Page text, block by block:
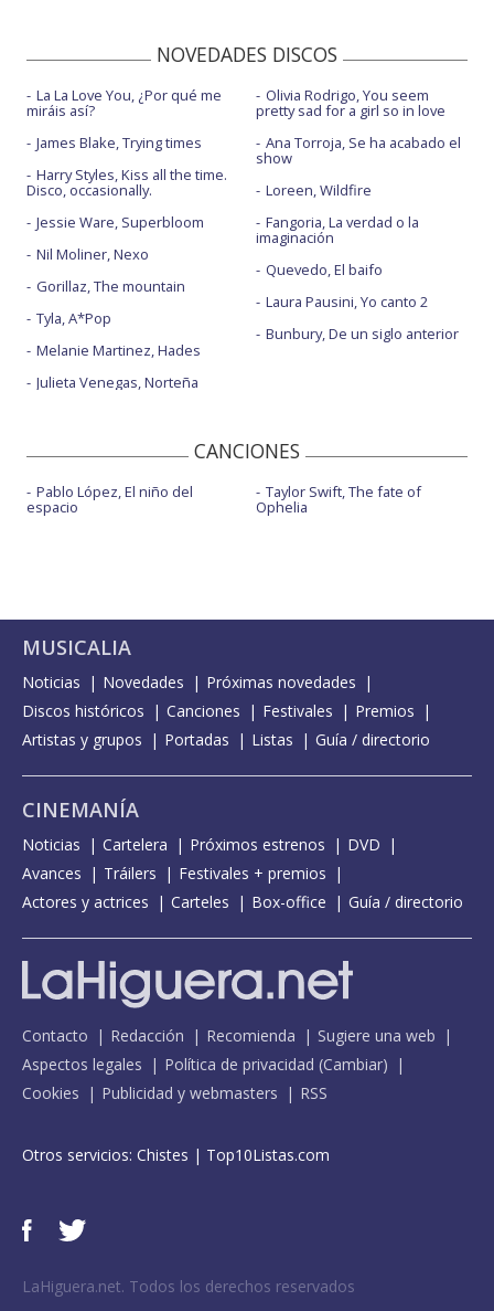
NOVEDADES DISCOS
La La Love You, ¿Por qué me
miráis así?
James Blake, Trying times
Harry Styles, Kiss all the time.
Disco, occasionally.
Jessie Ware, Superbloom
Nil Moliner, Nexo
Gorillaz, The mountain
Tyla, A*Pop
Melanie Martinez, Hades
Julieta Venegas, Norteña
Olivia Rodrigo, You seem
pretty sad for a girl so in love
Ana Torroja, Se ha acabado el
show
Loreen, Wildfire
Fangoria, La verdad o la
imaginación
Quevedo, El baifo
Laura Pausini, Yo canto 2
Bunbury, De un siglo anterior
CANCIONES
Pablo López, El niño del
espacio
Taylor Swift, The fate of
Ophelia
MUSICALIA
Noticias Novedades
Próximas novedades
Discos históricos
Canciones Festivales
Premios
Artistas y grupos
Portadas Listas Guía / directorio
CINEMANÍA
Noticias Cartelera Próximos estrenos
DVD
Avances
Tráilers
Festivales + premios
Actores y actrices
Carteles Box-office Guía / directorio
Contacto Redacción Recomienda
Sugiere una web
Aspectos legales
Política de privacidad (Cambiar)
Cookies
Publicidad y webmasters RSS
Otros servicios: Chistes | Top10Listas.com
LaHiguera.net. Todos los derechos reservados